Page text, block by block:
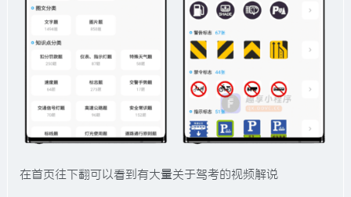
在首页往下翻可以看到有大量关于驾考的视频解说